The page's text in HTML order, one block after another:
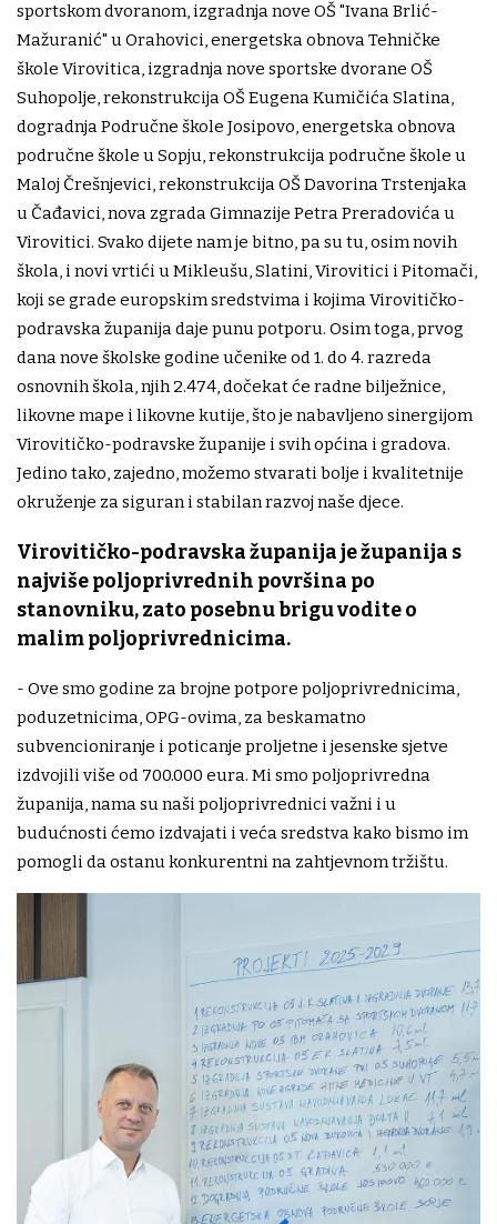
sportskom dvoranom, izgradnja nove OŠ "Ivana Brlić-
Mažuranić" u Orahovici, energetska obnova Tehničke
škole Virovitica, izgradnja nove sportske dvorane OŠ
Suhopolje, rekonstrukcija OŠ Eugena Kumičića Slatina,
dogradnja Područne škole Josipovo, energetska obnova
područne škole u Sopju, rekonstrukcija područne škole u
Maloj Črešnjevici, rekonstrukcija OŠ Davorina Trstenjaka
u Čađavici, nova zgrada Gimnazije Petra Preradovića u
Virovitici. Svako dijete nam je bitno, pa su tu, osim novih
škola, i novi vrtići u Mikleušu, Slatini, Virovitici i Pitomači,
koji se grade europskim sredstvima i kojima Virovitičko-
podravska županija daje punu potporu. Osim toga, prvog
dana nove školske godine učenike od 1. do 4. razreda
osnovnih škola, njih 2.474, dočekat će radne bilježnice,
likovne mape i likovne kutije, što je nabavljeno sinergijom
Virovitičko-podravske županije i svih općina i gradova.
Jedino tako, zajedno, možemo stvarati bolje i kvalitetnije
okruženje za siguran i stabilan razvoj naše djece.
Virovitičko-podravska županija je županija s
najviše poljoprivrednih površina po
stanovniku, zato posebnu brigu vodite o
malim poljoprivrednicima.
- Ove smo godine za brojne potpore poljoprivrednicima,
poduzetnicima, OPG-ovima, za beskamatno
subvencioniranje i poticanje proljetne i jesenske sjetve
izdvojili više od 700.000 eura. Mi smo poljoprivredna
županija, nama su naši poljoprivrednici važni i u
budućnosti ćemo izdvajati i veća sredstva kako bismo im
pomogli da ostanu konkurentni na zahtjevnom tržištu.